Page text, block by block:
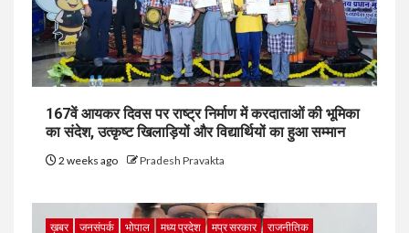
167वें आयकर दिवस पर राष्ट्र निर्माण में करदाताओं की भूमिका
का संदेश, उत्कृष्ट खिलाड़ियों और विद्यार्थियों का हुआ सम्मान
2 weeks ago Pradesh Pravakta
ख़बर जनसंपर्क भोपाल मध्य प्रदेश मप्र सरकार
राजनीतिक